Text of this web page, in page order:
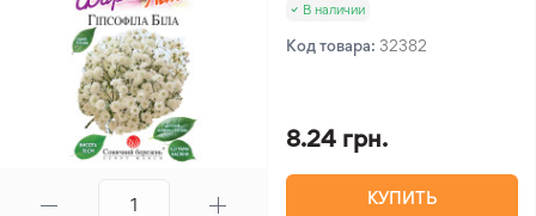
В наличии
Код товара: 32382
8.24 грн.
КУПИТЬ